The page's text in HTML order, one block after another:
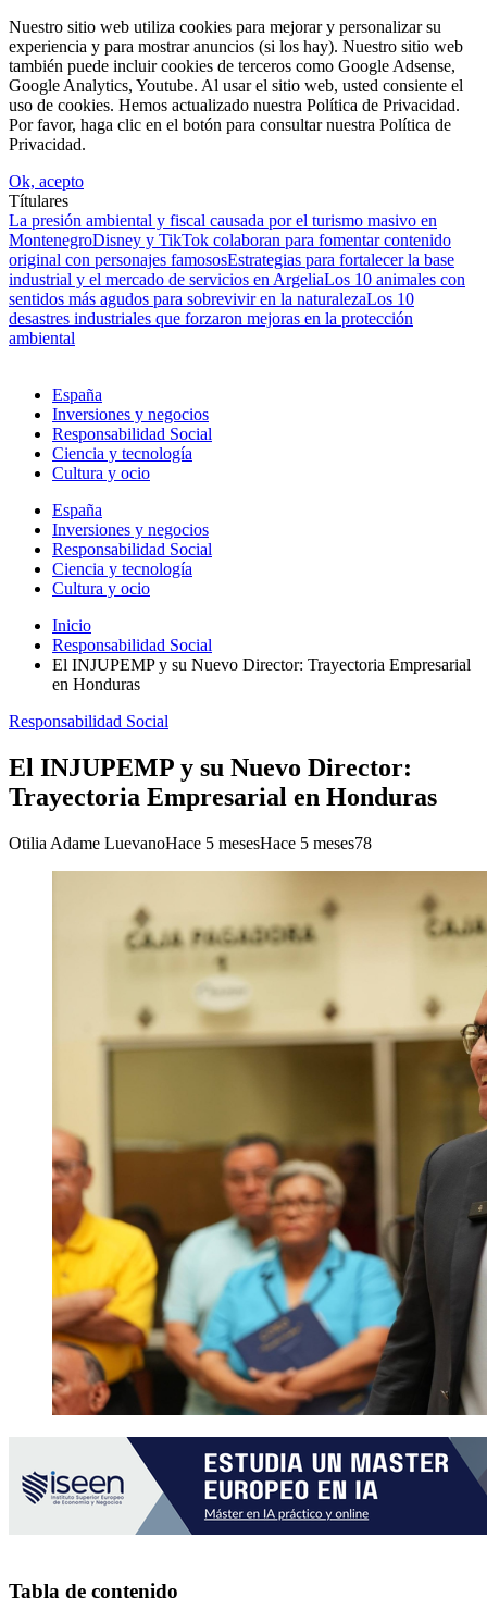
Nuestro sitio web utiliza cookies para mejorar y personalizar su
experiencia y para mostrar anuncios (si los hay). Nuestro sitio web
también puede incluir cookies de terceros como Google Adsense,
Google Analytics, Youtube. Al usar el sitio web, usted consiente el
uso de cookies. Hemos actualizado nuestra Política de Privacidad.
Por favor, haga clic en el botón para consultar nuestra Política de
Privacidad.
Ok, acepto
Títulares
La presión ambiental y fiscal causada por el turismo masivo en
MontenegroDisney y TikTok colaboran para fomentar contenido
original con personajes famososEstrategias para fortalecer la base
industrial y el mercado de servicios en ArgeliaLos 10 animales con
sentidos más agudos para sobrevivir en la naturalezaLos 10
desastres industriales que forzaron mejoras en la protección
ambiental
España
Inversiones y negocios
Responsabilidad Social
Ciencia y tecnología
Cultura y ocio
España
Inversiones y negocios
Responsabilidad Social
Ciencia y tecnología
Cultura y ocio
Inicio
Responsabilidad Social
El INJUPEMP y su Nuevo Director: Trayectoria Empresarial
en Honduras
Responsabilidad Social
El INJUPEMP y su Nuevo Director:
Trayectoria Empresarial en Honduras
Otilia Adame LuevanoHace 5 mesesHace 5 meses78
Tabla de contenido